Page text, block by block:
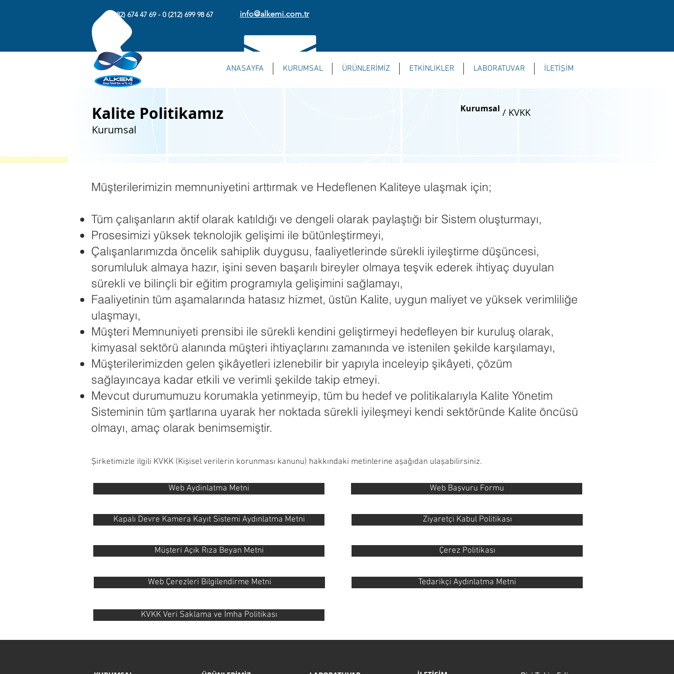
0 (282) 674 47 69 - 0 (212) 699 98 67 info@alkemi.com.tr
ANASAYFA KURUMSAL ÜRÜNLERİMİZ ETKİNLİKLER LABORATUVAR İLETİŞİM
Kalite Politikamız
Kurumsal
/ KVKK
Kurumsal
Müşterilerimizin memnuniyetini arttırmak ve Hedeflenen Kaliteye ulaşmak için;
Tüm çalışanların aktif olarak katıldığı ve dengeli olarak paylaştığı bir Sistem oluşturmayı,
Prosesimizi yüksek teknolojik gelişimi ile bütünleştirmeyi,
Çalışanlarımızda öncelik sahiplik duygusu, faaliyetlerinde sürekli iyileştirme düşüncesi,
sorumluluk almaya hazır, işini seven başarılı bireyler olmaya teşvik ederek ihtiyaç duyulan
sürekli ve bilinçli bir eğitim programıyla gelişimini sağlamayı,
Faaliyetinin tüm aşamalarında hatasız hizmet, üstün Kalite, uygun maliyet ve yüksek verimliliğe
ulaşmayı,
Müşteri Memnuniyeti prensibi ile sürekli kendini geliştirmeyi hedefleyen bir kuruluş olarak,
kimyasal sektörü alanında müşteri ihtiyaçlarını zamanında ve istenilen şekilde karşılamayı,
Müşterilerimizden gelen şikâyetleri izlenebilir bir yapıyla inceleyip şikâyeti, çözüm
sağlayıncaya kadar etkili ve verimli şekilde takip etmeyi.
Mevcut durumumuzu korumakla yetinmeyip, tüm bu hedef ve politikalarıyla Kalite Yönetim
Sisteminin tüm şartlarına uyarak her noktada sürekli iyileşmeyi kendi sektöründe Kalite öncüsü
olmayı, amaç olarak benimsemiştir.
Şirketimizle ilgili KVKK (Kişisel verilerin korunması kanunu) hakkındaki metinlerine aşağıdan ulaşabilirsiniz.
Web Aydinlatma Metni
Kapalı Devre Kamera Kayıt Sistemi Aydınlatma Metni
Müşteri Açık Rıza Beyan Metni
Web Çerezleri Bilgilendirme Metni
Web Başvuru Formu
Ziyaretçi Kabul Politikası
Çerez Politikası
Tedarikçi Aydınlatma Metni
KVKK Veri Saklama ve İmha Politikası